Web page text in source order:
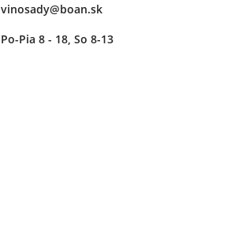
vinosady@boan.sk
Po-Pia 8 - 18, So 8-13